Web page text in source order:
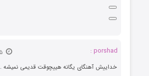
porshad :
خداییش آهنگای یگانه هییچوقت قدیمی نمیشه .